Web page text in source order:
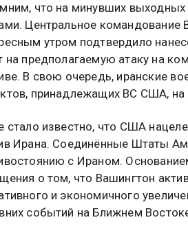
что на минувших
Центральное
утром подтвердило
на предполагаемую атаку на
В свою очередь, иранские
принадлежащих ВС США,
стало известно, что США
Ирана. Соединённые Штаты
с Ираном.
о том, что Вашингтон
и экономичного
событий на Ближнем